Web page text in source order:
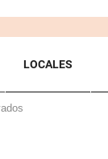
LOCALES